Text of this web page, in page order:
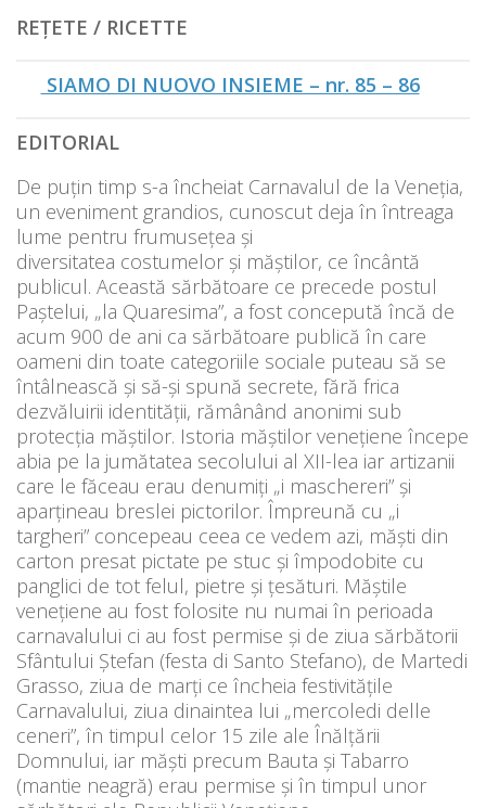
REȚETE / RICETTE
SIAMO DI NUOVO INSIEME – nr. 85 – 86
EDITORIAL
De puțin timp s-a încheiat Carnavalul de la Veneția,
un eveniment grandios, cunoscut deja în întreaga
lume pentru frumusețea și
diversitatea costumelor și măștilor, ce încântă
publicul. Această sărbătoare ce precede postul
Paștelui, „la Quaresima”, a fost concepută încă de
acum 900 de ani ca sărbătoare publică în care
oameni din toate categoriile sociale puteau să se
întâlnească și să-și spună secrete, fără frica
dezvăluirii identității, rămânând anonimi sub
protecția măștilor. Istoria măștilor venețiene începe
abia pe la jumătatea secolului al XII-lea iar artizanii
care le făceau erau denumiți „i maschereri” și
aparțineau breslei pictorilor. Împreună cu „i
targheri” concepeau ceea ce vedem azi, măști din
carton presat pictate pe stuc și împodobite cu
panglici de tot felul, pietre și țesături. Măștile
venețiene au fost folosite nu numai în perioada
carnavalului ci au fost permise și de ziua sărbătorii
Sfântului Ștefan (festa di Santo Stefano), de Martedi
Grasso, ziua de marți ce încheia festivitățile
Carnavalului, ziua dinaintea lui „mercoledi delle
ceneri”, în timpul celor 15 zile ale Înălțării
Domnului, iar măști precum Bauta și Tabarro
(mantie neagră) erau permise și în timpul unor